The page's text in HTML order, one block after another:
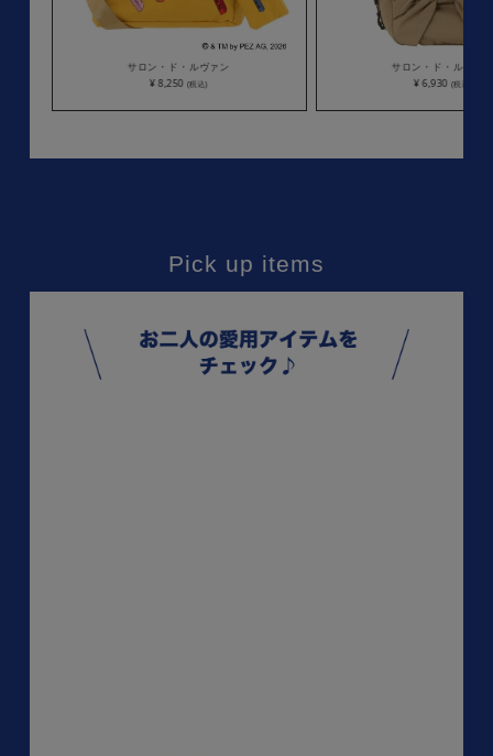
サロン・ド・ルヴァン
¥ 8,250 (税込)
サロン・ド・ルヴァ
¥ 6,930 (税込)
Pick up items